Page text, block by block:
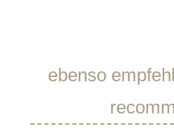
Produktgalerie überspringen
ebenso